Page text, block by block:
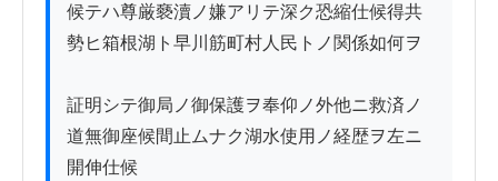
候テハ尊厳褻瀆ノ嫌アリテ深ク恐縮仕候得共
勢ヒ箱根湖ト早川筋町村人民トノ関係如何ヲ
証明シテ御局ノ御保護ヲ奉仰ノ外他ニ救済ノ
道無御座候間止ムナク湖水使用ノ経歴ヲ左ニ
開伸仕候